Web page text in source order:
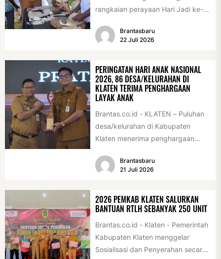
rangkaian perayaan Hari Jadi ke-
Acara ini digelar...
Brantasbaru
22 Juli 2026
PERINGATAN HARI ANAK NASIONAL
2026, 86 DESA/KELURAHAN DI
KLATEN TERIMA PENGHARGAAN
LAYAK ANAK
Brantas.co.id - KLATEN – Puluhan
desa/kelurahan di Kabupaten
Klaten menerima penghargaan
2026. Penghargaan tersebut
diserahkan sebagai...
Brantasbaru
21 Juli 2026
2026 PEMKAB KLATEN SALURKAN
BANTUAN RTLH SEBANYAK 250 UNIT
Brantas.co.id - Klaten - Pemerintah
Kabupaten Klaten menggelar
Sosialisasi dan Penyerahan secara